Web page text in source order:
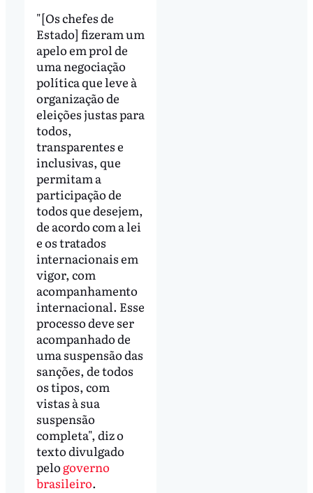
"[Os chefes de
Estado] fizeram um
apelo em prol de
uma negociação
política que leve à
organização de
eleições justas para
todos,
transparentes e
inclusivas, que
permitam a
participação de
todos que desejem,
de acordo com a lei
e os tratados
internacionais em
vigor, com
acompanhamento
internacional. Esse
processo deve ser
acompanhado de
uma suspensão das
sanções, de todos
os tipos, com
vistas à sua
suspensão
completa", diz o
texto divulgado
pelogoverno
brasileiro.